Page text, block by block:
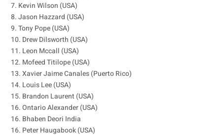
7. Kevin Wilson (USA)
8. Jason Hazzard (USA)
9. Tony Pope (USA)
10. Drew Dilsworth (USA)
11. Leon Mccall (USA)
12. Mofeed Titilope (USA)
13. Xavier Jaime Canales (Puerto Rico)
14. Louis Lee (USA)
15. Brandon Laurent (USA)
16. Ontario Alexander (USA)
16. Bhaben Deori India
16. Peter Haugabook (USA)